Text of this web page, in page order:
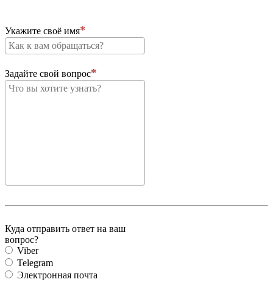
Укажите своё имя
Задайте свой вопрос
Куда отправить ответ на ваш
вопрос?
Viber
Telegram
Электронная почта